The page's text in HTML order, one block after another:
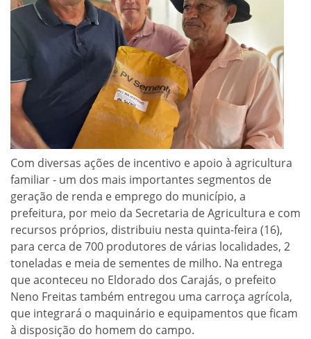
Com diversas ações de incentivo e apoio à agricultura
familiar - um dos mais importantes segmentos de
geração de renda e emprego do município, a
prefeitura, por meio da Secretaria de Agricultura e com
recursos próprios, distribuiu nesta quinta-feira (16),
para cerca de 700 produtores de várias localidades, 2
toneladas e meia de sementes de milho. Na entrega
que aconteceu no Eldorado dos Carajás, o prefeito
Neno Freitas também entregou uma carroça agrícola,
que integrará o maquinário e equipamentos que ficam
à disposição do homem do campo.